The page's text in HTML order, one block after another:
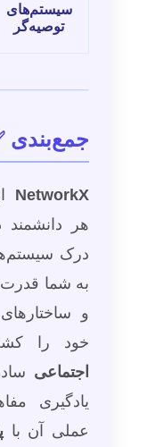
سیستم‌های
توصیه‌گر
جمع‌بندی
NetworkX
هر دانشمند
درک
به شما قدرت
و
خود را
اجتماعی
یادگیری
عملی آن با